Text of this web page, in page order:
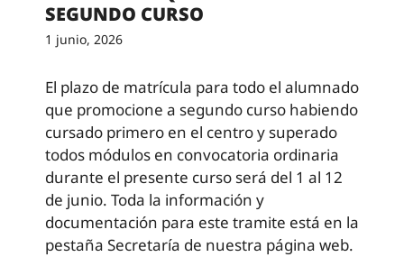
SEGUNDO CURSO
1 junio, 2026
El plazo de matrícula para todo el alumnado
que promocione a segundo curso habiendo
cursado primero en el centro y superado
todos módulos en convocatoria ordinaria
durante el presente curso será del 1 al 12
de junio. Toda la información y
documentación para este tramite está en la
pestaña Secretaría de nuestra página web.